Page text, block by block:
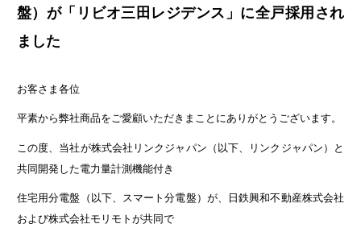
一般事業主行動計画
SDGsの取り組み
採用情報
社員を知る
よくあるご質問
カムバック採用
YouTube テンパールチャンネル
盤）が「リビオ三田レジデンス」に全戸採用され
ました
お客さま各位
平素から弊社商品をご愛顧いただきまことにありがとうございます。
この度、当社が株式会社リンクジャパン（以下、リンクジャパン）と
共同開発した電力量計測機能付き
住宅用分電盤（以下、スマート分電盤）が、日鉄興和不動産株式会社
および株式会社モリモトが共同で